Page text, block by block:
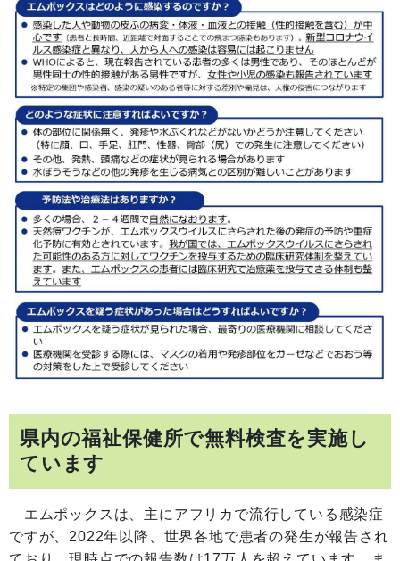
県内の福祉保健所で無料検査を実施し
ています
エムポックスは、主にアフリカで流行している感染症
ですが、2022年以降、世界各地で患者の発生が報告され